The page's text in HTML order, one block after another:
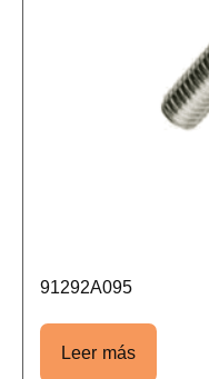
91292A095
Leer más